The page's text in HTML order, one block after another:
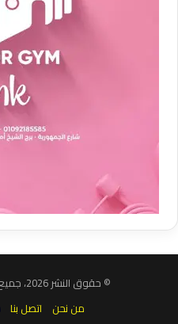
© حقوق النشر 2026، جميع الحقوق محفوظة |
من نحن
اتصل بنا